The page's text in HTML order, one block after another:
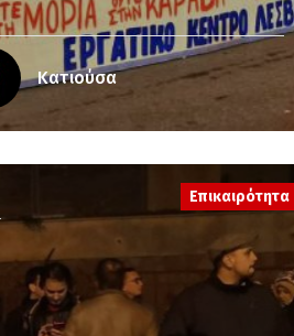
Κατιούσα
Επικαιρότητα